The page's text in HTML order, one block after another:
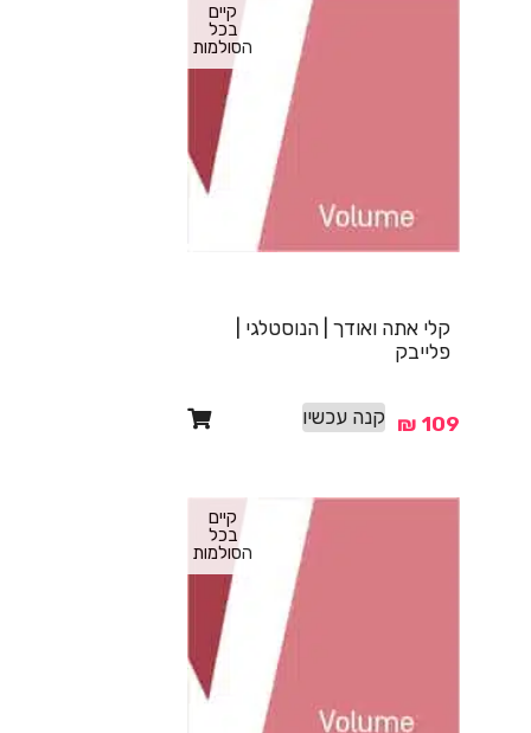
קיים
בכל
הסולמות
קלי אתה ואודך | הנוסטלגי |
פלייבק
₪ 109 קנה עכשיו
קיים
בכל
הסולמות